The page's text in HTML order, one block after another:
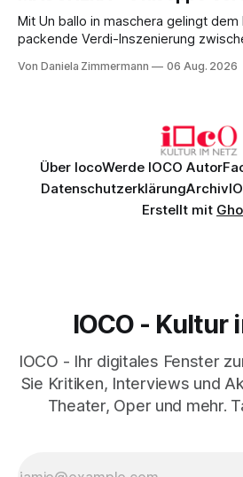
Mit Un ballo in maschera gelingt dem
packende Verdi-Inszenierung
psychologische Tiefe mit starken
Von Daniela Zimmermann 06 Aug. 2026
Über IocoWerde IOCO Autor
DatenschutzerklärungArchiv
Erstellt mit
IOCO - Kultur
IOCO - Ihr digitales Fenster
Sie Kritiken, Interviews und
Theater, Oper und mehr.